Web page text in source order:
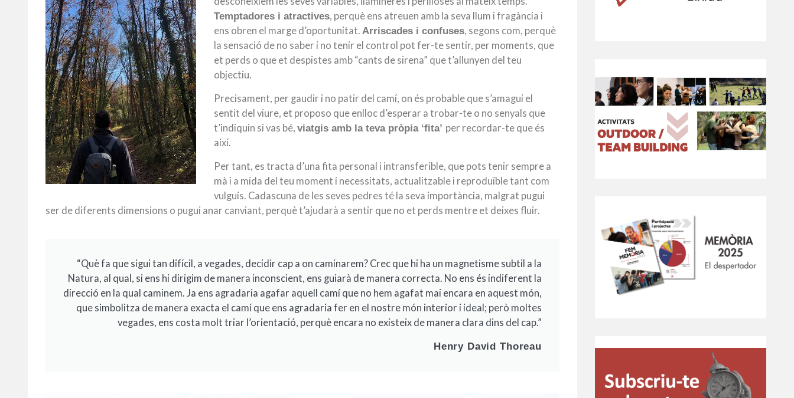
Temptadores i atractives, perquè ens atreuen amb la seva llum i fragància i
ens obren el marge d’oportunitat. Arriscades i confuses, segons com, perquè
la sensació de no saber i no tenir el control pot fer-te sentir, per moments, que
et perds o que et despistes amb “cants de sirena” que t’allunyen del teu
objectiu.
Precisament, per gaudir i no patir del camí, on és probable que s’amagui el
sentit del viure, et proposo que enlloc d’esperar a trobar-te o no senyals que
t’indiquin si vas bé, viatgis amb la teva pròpia ‘fita’ per recordar-te que és
així.
Per tant, es tracta d’una fita personal i intransferible, que pots tenir sempre a
mà i a mida del teu moment i necessitats, actualitzable i reproduïble tant com
vulguis. Cadascuna de les seves pedres té la seva importància, malgrat pugui
ser de diferents dimensions o pugui anar canviant, perquè t’ajudarà a sentir que no et perds mentre et deixes fluir.
“Què fa que sigui tan difícil, a vegades, decidir cap a on caminarem? Crec que hi ha un magnetisme subtil a la
Natura, al qual, si ens hi dirigim de manera inconscient, ens guiarà de manera correcta. No ens és indiferent la
direcció en la qual caminem. Ja ens agradaria agafar aquell camí que no hem agafat mai encara en aquest món,
que simbolitza de manera exacta el camí que ens agradaria fer en el nostre món interior i ideal; però moltes
vegades, ens costa molt triar l’orientació, perquè encara no existeix de manera clara dins del cap.”
Henry David Thoreau